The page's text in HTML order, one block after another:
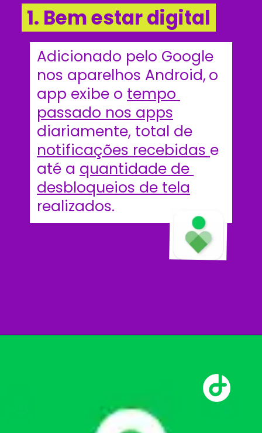
1. Bem estar digital
Adicionado pelo Google
nos aparelhos Android,o
app exibe o tempo
passado nos apps
notificações recebidas e
até a quantidade de
desbloqueios de tela
realizados.